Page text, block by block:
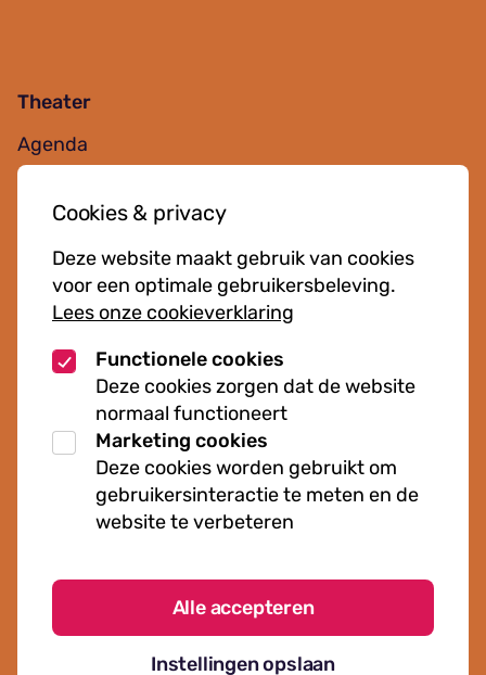
Cookies & privacy
Deze website maakt gebruik van cookies
voor een optimale gebruikersbeleving.
Lees onze cookieverklaring
Functionele cookies
Deze cookies zorgen dat de website
normaal functioneert
Marketing cookies
Deze cookies worden gebruikt om
gebruikersinteractie te meten en de
website te verbeteren
Alle accepteren
Instellingen opslaan
Theater
Agenda
Muziekcursussen
Kunst cursussen
Over ons
Organisatie
Werken bij Kielzog
Veelgestelde vragen
Algemene voorwaarden